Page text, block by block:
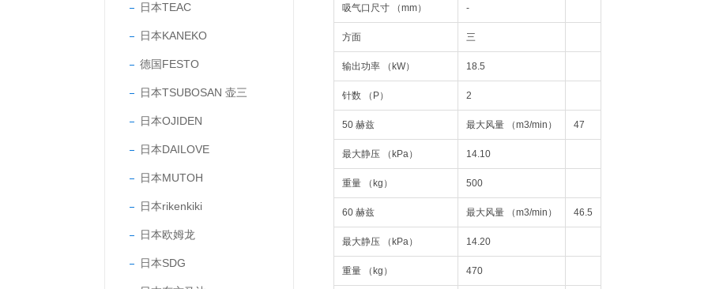
日本TEAC
日本KANEKO
德国FESTO
日本TSUBOSAN 壶三
日本OJIDEN
日本DAILOVE
日本MUTOH
日本rikenkiki
日本欧姆龙
日本SDG
吸气口尺寸 （mm） -
方面 三
输出功率 （kW） 18.5
针数 （P） 2
50 赫兹 最大风量 （m3/min） 47
最大静压 （kPa） 14.10
重量 （kg） 500
60 赫兹 最大风量 （m3/min） 46.5
最大静压 （kPa） 14.20
重量 （kg） 470